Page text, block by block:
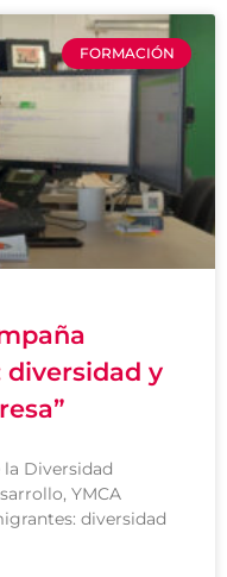
FORMACIÓN
diversidad y
Diversidad
YMCA
diversidad